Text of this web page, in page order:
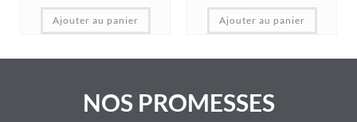
Ajouter au panier Ajouter au panier
NOS PROMESSES